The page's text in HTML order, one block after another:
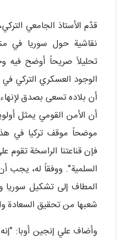
قدّم الأستاذ الجامعي
تحليلاً صريحاً أوضح
الوجود العسكري التركي
أن بلاده تسعى بصدق لإنهاء
أن الأمن القومي يمثل
موضحاً موقف تركيا في
فإن قناعتنا الراسخة تقوم
السلمية". ووفقاً له، يجب
المطاف إلى تشكيل
شعبها من تحقيق السعادة
وأضاف علي إنجين أوبا: